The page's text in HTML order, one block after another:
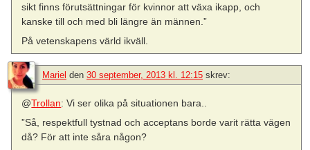
sikt finns förutsättningar för kvinnor att växa ikapp, och
kanske till och med bli längre än männen.”
På vetenskapens värld ikväll.
Mariel den 30 september, 2013 kl. 12:15 skrev:
@Trollan: Vi ser olika på situationen bara..
”Så, respektfull tystnad och acceptans borde varit rätta vägen
då? För att inte såra någon?